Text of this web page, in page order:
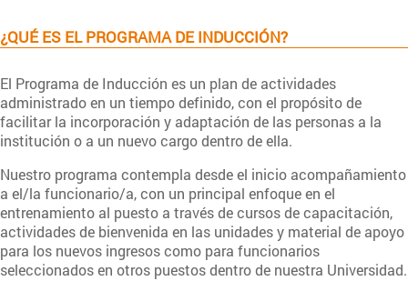
¿QUÉ ES EL PROGRAMA DE INDUCCIÓN?
El Programa de Inducción es un plan de actividades
administrado en un tiempo definido, con el propósito de
facilitar la incorporación y adaptación de las personas a la
institución o a un nuevo cargo dentro de ella.
Nuestro programa contempla desde el inicio acompañamiento
a el/la funcionario/a, con un principal enfoque en el
entrenamiento al puesto a través de cursos de capacitación,
actividades de bienvenida en las unidades y material de apoyo
para los nuevos ingresos como para funcionarios
seleccionados en otros puestos dentro de nuestra Universidad.